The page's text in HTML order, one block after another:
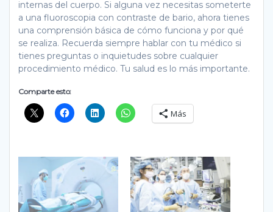
internas del cuerpo. Si alguna vez necesitas someterte
a una fluoroscopia con contraste de bario, ahora tienes
una comprensión básica de cómo funciona y por qué
se realiza. Recuerda siempre hablar con tu médico si
tienes preguntas o inquietudes sobre cualquier
procedimiento médico. Tu salud es lo más importante.
Comparte esto:
Más